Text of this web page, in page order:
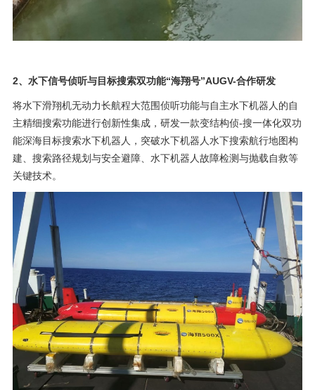
2、水下信号侦听与目标搜索双功能“海翔号”AUGV-合作研发
将水下滑翔机无动力长航程大范围侦听功能与自主水下机器人的自
主精细搜索功能进行创新性集成，研发一款变结构侦-搜一体化双功
能深海目标搜索水下机器人，突破水下机器人水下搜索航行地图构
建、搜索路径规划与安全避障、水下机器人故障检测与抛载自救等
关键技术。